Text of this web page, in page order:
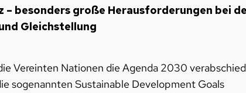
besonders große Herausforderungen bei
Gleichstellung
Vereinten Nationen die Agenda 2030
sogenannten Sustainable Development Goals